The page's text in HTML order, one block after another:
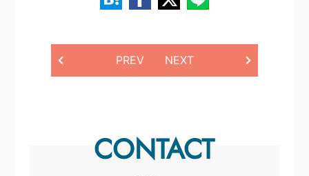
PREV NEXT
CONTACT